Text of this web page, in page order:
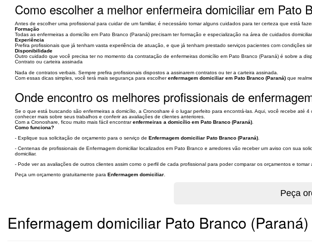
Como escolher a melhor enfermeira domiciliar em Pato
Antes de escolher uma profissional para cuidar de um familiar, é necessário tomar alguns cuidados para ter certeza que está
Formação
Todas as enfermeiras a domicílio em Pato Branco (Paraná) precisam ter formação e especialização na área de cuidados
Experiência
Prefira profissionais que já tenham vasta experiência de atuação, e que já tenham prestado serviços pacientes com condições
Disponibilidade
Outro cuidado que você precisa ter no momento da contratação de enfermeiras domicílio em Pato Branco (Paraná) é sobre a
Contrato ou carteira assinada
Nada de contratos verbais. Sempre prefira profissionais dispostos a assinarem contratos ou ter a carteira assinada.
Com essas dicas simples, você terá mais segurança para escolherenfermagem domiciliar em Pato Branco (Paraná) que
Onde encontro os melhores profissionais de
Se o que está buscando são enfermeiras a domicílio, a Cronoshare é o lugar perfeito para encontrá-las. Aqui, você recebe até
conhecer mais sobre seus trabalhos e conferir as avaliações de clientes anteriores.
Com a Cronoshare, ficou muito mais fácil encontrarenfermeiras a domicílio em Pato Branco (Paraná)
Como funciona?
- Explique sua solicitação de orçamento para o serviço de Enfermagem domiciliar Pato Branco (Paraná)
- Centenas de profissionais de Enfermagem domiciliar localizados em Pato Branco e arredores vão receber um aviso con sua
domiciliar.
- Pode ver as avaliações de outros clientes assim como o perfil de cada profissional para poder comparar os orçamentos e tomar
Peça um orçamento gratuitamente para Enfermagem domiciliar
Enfermagem domiciliar Pato Branco (Paraná)